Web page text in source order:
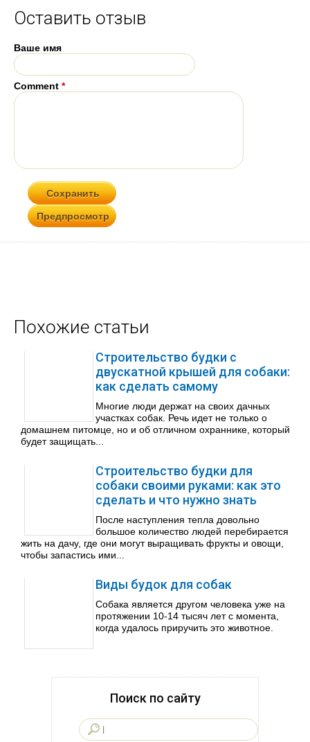
Оставить отзыв
Ваше имя
Comment *
Похожие статьи
Строительство будки с
двускатной крышей для собаки:
как сделать самому
Многие люди держат на своих дачных
участках собак. Речь идет не только о
домашнем питомце, но и об отличном охраннике, который
будет защищать...
Строительство будки для
собаки своими руками: как это
сделать и что нужно знать
После наступления тепла довольно
большое количество людей перебирается
жить на дачу, где они могут выращивать фрукты и овощи,
чтобы запастись ими...
Виды будок для собак
Собака является другом человека уже на
протяжении 10-14 тысяч лет с момента,
когда удалось приручить это животное.
Поиск по сайту